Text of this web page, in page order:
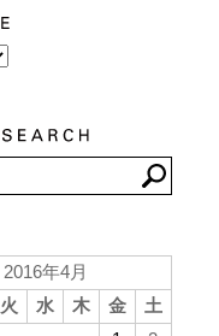
2016年4月
火 水 木 金
土